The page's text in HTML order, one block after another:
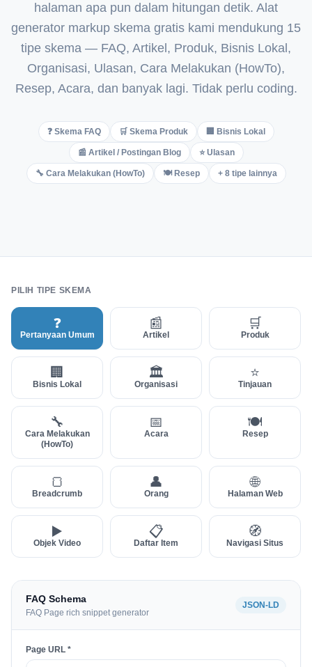
Italian
Vietnamese
Danish
Polish
halaman apa pun dalam hitungan detik. Alat
generator markup skema gratis kami mendukung 15
tipe skema — FAQ, Artikel, Produk, Bisnis Lokal,
Organisasi, Ulasan, Cara Melakukan (HowTo),
Resep, Acara, dan banyak lagi. Tidak perlu coding.
❓ Skema FAQ 🛒 Skema Produk 🏢 Bisnis Lokal
📰 Artikel / Postingan Blog ⭐ Ulasan
🔧 Cara Melakukan (HowTo) 🍽️ Resep + 8 tipe lainnya
PILIH TIPE SKEMA
❓
Pertanyaan Umum
📰
Artikel
🛒
Produk
🏢
Bisnis Lokal
🏛
Organisasi
⭐
Tinjauan
🔧
Cara Melakukan
(HowTo)
📅
Acara
🍽
Resep
🍞
Breadcrumb
👤
Orang
🌐
Halaman Web
▶️
Objek Video
📋
Daftar Item
🧭
Navigasi Situs
FAQ Schema
FAQ Page rich snippet generator
JSON-LD
Page URL *